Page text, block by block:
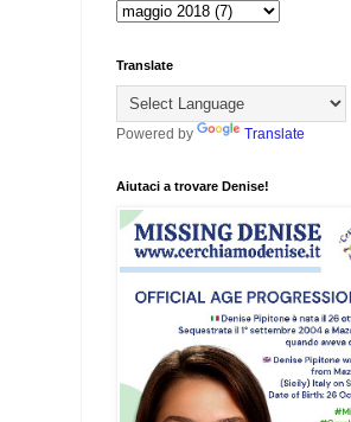
Translate
Powered by Translate
Aiutaci a trovare Denise!